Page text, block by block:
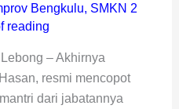
Bengkulu, SMKN 2
reading
– Akhirnya
resmi mencopot
dari jabatannya